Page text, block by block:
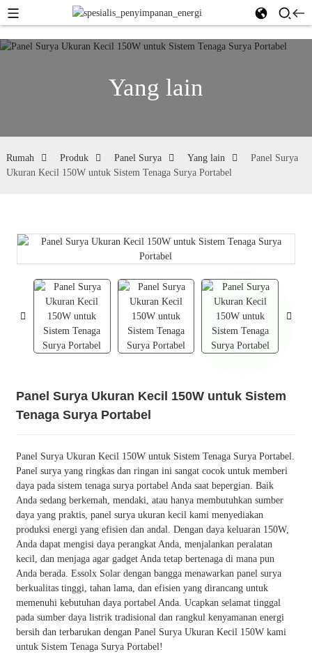
Yang lain
Rumah Produk Panel Surya Yang lain
Panel Surya
Ukuran Kecil 150W untuk Sistem Tenaga Surya Portabel
Panel Surya Ukuran Kecil 150W untuk Sistem
Tenaga Surya Portabel
Panel Surya Ukuran Kecil 150W untuk Sistem Tenaga Surya Portabel.
Panel surya yang ringkas dan ringan ini sangat cocok untuk memberi
daya pada sistem tenaga surya portabel Anda saat bepergian. Baik
Anda sedang berkemah, mendaki, atau hanya membutuhkan sumber
daya yang praktis, panel surya ukuran kecil kami menyediakan
produksi energi yang efisien dan andal. Dengan daya keluaran 150W,
Anda dapat mengisi daya perangkat Anda, menjalankan peralatan
kecil, dan menjaga agar gadget Anda tetap bertenaga di mana pun
Anda berada. Essolx Solar dengan bangga menawarkan panel surya
berkualitas tinggi, tahan lama, dan efisien yang dirancang untuk
memenuhi kebutuhan daya portabel Anda. Ucapkan selamat tinggal
pada sumber daya listrik tradisional dan rangkul kenyamanan energi
bersih dan terbarukan dengan Panel Surya Ukuran Kecil 150W kami
untuk Sistem Tenaga Surya Portabel!